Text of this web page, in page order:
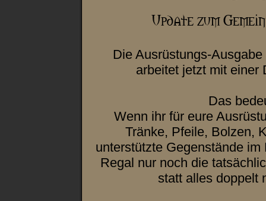
Die Ausrüstungs-
arbeitet jetzt mit einer
Das
Wenn ihr für eure
Tränke, Pfeile, Bolzen,
unterstützte Gegenstände
Regal nur noch die
statt alles doppelt